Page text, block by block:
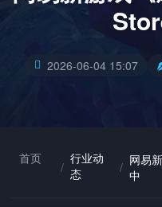
2026-06-04 15:07
首页
/
行业动
态
/ 网易
中